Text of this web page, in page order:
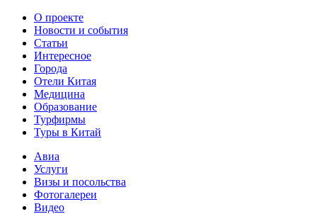
О проекте
Новости и события
Статьи
Интересное
Города
Отели Китая
Медицина
Образование
Турфирмы
Туры в Китай
Авиа
Услуги
Визы и посольства
Фотогалереи
Видео